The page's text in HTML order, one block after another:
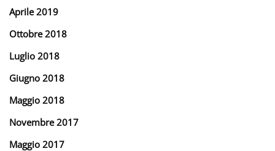
Aprile 2019
Ottobre 2018
Luglio 2018
Giugno 2018
Maggio 2018
Novembre 2017
Maggio 2017